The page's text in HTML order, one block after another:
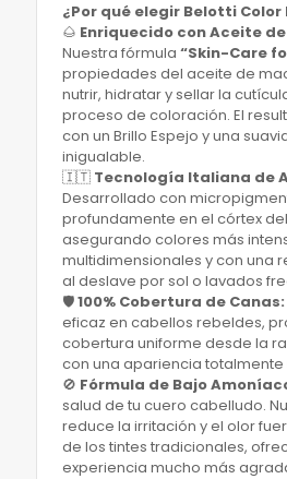
​¿Por qué elegir Belotti Color
​🌰 Enriquecido con Aceite
Nuestra fórmula“Skin-Care
propiedades del aceite de
nutrir, hidratar y sellar la
proceso de coloración. El
con un Brillo Espejo y una
inigualable.
​🇮🇹 Tecnología Italiana de
Desarrollado con
profundamente en el córtex
asegurando colores más
multidimensionales y con una
al deslave por sol o lavados
​🛡️100% Cobertura de Canas:
eficaz en cabellos rebeldes,
cobertura uniforme desde la
con una apariencia totalmente
​🚫 Fórmula de Bajo
salud de tu cuero cabelludo.
reduce la irritación y el olor
de los tintes tradicionales,
experiencia mucho más